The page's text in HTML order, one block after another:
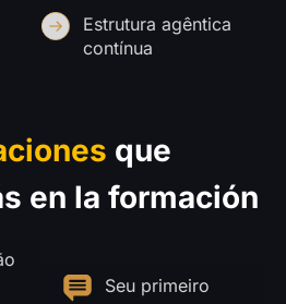
Estrutura agêntica
contínua
que
en la formación
Seu primeiro